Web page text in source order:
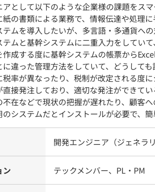
として以下のような企業様の課題をスマ
紙の書類による業務で、情報伝達や処理
テムを導入したいが、多言語・多通貨へ
テムと基幹システムに二重入力をしてい
作成する度に基幹システムの帳票から
に違った管理方法をしていて、どうして
税率が異なったり、税制が改定される度
直接発注しており、適切な発注ができて
不在などで現状の把握が遅れたり、顧客
のシステムだとインストールが必要で、
開発エンジニア（ジェネラリ
ン テックメンバー、PL・PM